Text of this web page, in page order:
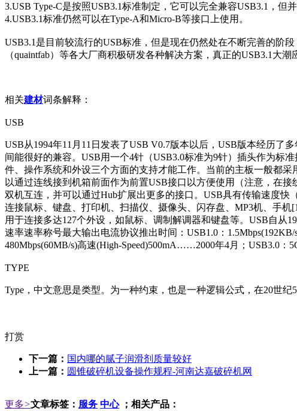
3.USB Type-C是按照USB3.1标准制定，它可以完全兼容USB3.1，但
4.USB3.1标准仍然可以在Type-A和Micro-B等接口上使用。
USB3.1是目前较流行的USB标准，但是现在仍然处在不断完善的阶
（quaintfab）等各大厂商积极研发各种解决方案，真正的USB3.1大潮
相关建材词条解释：
USB
USB从1994年11月11日发表了USB V0.7版本以后，USB版本经历了
间能很好的兼容。USB用一个4针（USB3.0标准为9针）插头作为标
件、操作系统和外设三个方面的支持才能工作。当前的主板一般都
以通过连线接到机箱前面作为前置USB接口以方便使用（注意，在
双机互连，并可以通过Hub扩展出更多的接口。USB具有传输速度快
连接鼠标、键盘、打印机、扫描仪、摄像头、闪存盘、MP3机、手
用于连接多达127个外设，如鼠标、调制解调器和键盘等。USB自从
速率速率称号最大输出电流协议推出时间：USB1.0：
480Mbps(60MB/s)高速(High-Speed)500mA……2000年4月；USB3.0：
TYPE
Type，中文意思是类型。为一种约束，也是一种逻辑公式，在20世
打赏
下一篇： 国内哪的腻子润滑剂质量较好
上一篇： 圆锥破碎机设备操作规程-河南达嘉破碎机网
更多>文章标签： 服务 中心；相关产品：